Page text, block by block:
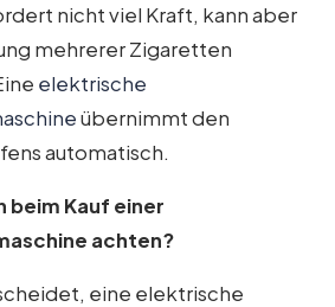
nicht viel Kraft, kann aber
mehrerer Zigaretten
elektrische
übernimmt den
automatisch.
beim Kauf einer
achten?
eine elektrische